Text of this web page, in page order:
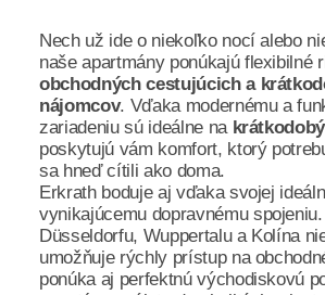
Nech už ide o niekoľko nocí alebo
naše apartmány ponúkajú flexibilné
obchodných cestujúcich a
nájomcov. Vďaka modernému a
zariadeniu sú ideálne na
poskytujú vám komfort, ktorý
sa hneď cítili ako doma.
Erkrath boduje aj vďaka svojej
vynikajúcemu dopravnému
Düsseldorfu, Wuppertalu a Kolína
umožňuje rýchly prístup na
ponúka aj perfektnú východiskovú